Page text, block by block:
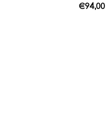
€94,00